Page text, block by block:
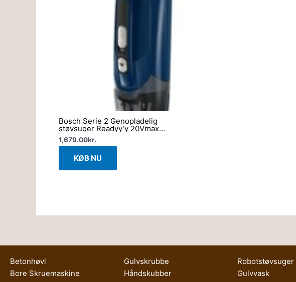
Bosch Serie 2 Genopladelig
støvsuger Readyy’y 20Vmax
BCHF2MX20
1,679.00kr.
KØB NU
Betonhøvl
Bore Skruemaskine
Gulvskrubbe
Håndskubber
Robotstøvsuger
Gulvvask